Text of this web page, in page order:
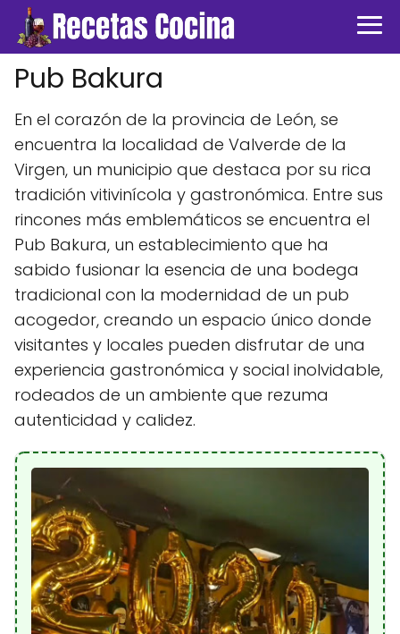
Pub Bakura
En el corazón de la provincia de León, se
encuentra la localidad de Valverde de la
Virgen, un municipio que destaca por su rica
tradición vitivinícola y gastronómica. Entre sus
rincones más emblemáticos se encuentra el
Pub Bakura, un establecimiento que ha
sabido fusionar la esencia de una bodega
tradicional con la modernidad de un pub
acogedor, creando un espacio único donde
visitantes y locales pueden disfrutar de una
experiencia gastronómica y social inolvidable,
rodeados de un ambiente que rezuma
autenticidad y calidez.